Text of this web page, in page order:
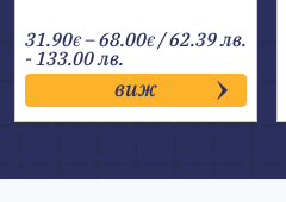
31.90€ –68.00€Price
range:
31.90€
through
68.00€
/ 62.39 лв.
- 133.00 лв.
виж